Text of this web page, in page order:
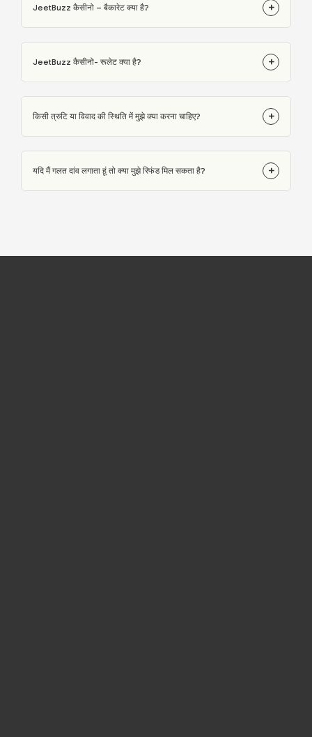
JeetBuzz कैसीनो – बैकारेट क्या है? +
JeetBuzz कैसीनो- रूलेट क्या है? +
किसी त्रुटि या विवाद की स्थिति में मुझे क्या करना चाहिए? +
यदि मैं गलत दांव लगाता हूं तो क्या मुझे रिफंड मिल सकता है? +